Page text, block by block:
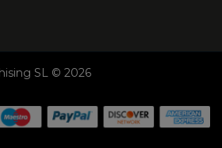
SL © 2026